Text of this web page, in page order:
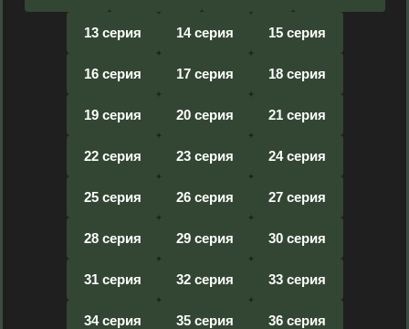
13 серия 14 серия 15 серия
16 серия 17 серия 18 серия
19 серия 20 серия 21 серия
22 серия 23 серия 24 серия
25 серия 26 серия 27 серия
28 серия 29 серия 30 серия
31 серия 32 серия 33 серия
34 серия 35 серия 36 серия